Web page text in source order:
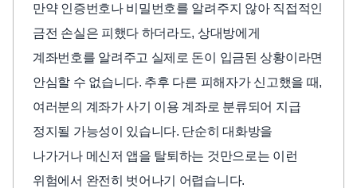
만약 인증번호나 비밀번호를 알려주지 않아 직접적인
금전 손실은 피했다 하더라도, 상대방에게
계좌번호를 알려주고 실제로 돈이 입금된 상황이라면
안심할 수 없습니다. 추후 다른 피해자가 신고했을 때,
여러분의 계좌가 사기 이용 계좌로 분류되어 지급
정지될 가능성이 있습니다. 단순히 대화방을
나가거나 메신저 앱을 탈퇴하는 것만으로는 이런
위험에서 완전히 벗어나기 어렵습니다.